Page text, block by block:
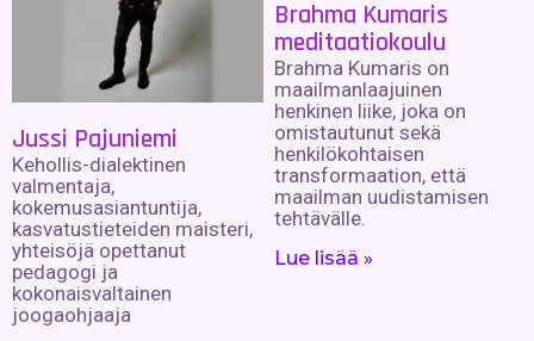
Jussi Pajuniemi
Kehollis-dialektinen
valmentaja,
kokemusasiantuntija,
kasvatustieteiden maisteri,
yhteisöjä opettanut
pedagogi ja
kokonaisvaltainen
joogaohjaaja
Brahma Kumaris
meditaatiokoulu
Brahma Kumaris on
maailmanlaajuinen
henkinen liike, joka on
omistautunut sekä
henkilökohtaisen
transformaation, että
maailman uudistamisen
tehtävälle.
Lue lisää »